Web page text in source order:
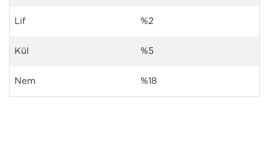
Lif %2
Kül %5
Nem %18